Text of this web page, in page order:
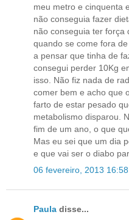
meu metro e cinquenta
não conseguia fazer
não conseguia ter força
quando se come fora
a pensar que tinha de
consegui perder 10Kg
isso. Não fiz nada de
comer bem e acho que
farto de estar pesado
metabolismo disparou.
fim de um ano, o que
Mas eu sei que um dia
e que vai ser o diabo
06 fevereiro, 2013 16:58
Paula disse...